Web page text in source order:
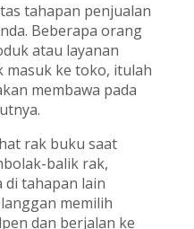
tahapan penjualan
Beberapa orang
atau layanan
masuk ke toko, itulah
membawa pada
rak buku saat
balik rak,
di tahapan lain
memilih
dan berjalan ke